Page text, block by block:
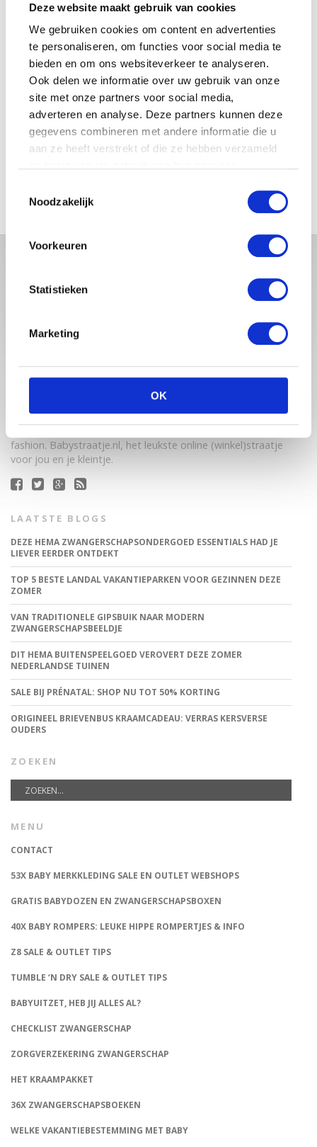
Deze website maakt gebruik van cookies
We gebruiken cookies om content en advertenties
te personaliseren, om functies voor social media te
bieden en om ons websiteverkeer te analyseren.
Ook delen we informatie over uw gebruik van onze
site met onze partners voor social media,
adverteren en analyse. Deze partners kunnen deze
gegevens combineren met andere informatie die u
aan ze heeft verstrekt of die ze hebben verzameld
Noodzakelijk
Voorkeuren
Statistieken
Marketing
OK
MAMA THIRZA VLOG: OP
VAKANTIE & TWEE ZIEKE
KINDEREN
MAMA CARMEN VLOG:
SCHOLEN ZIJN WEER
Babystraatje.nl is een uniek platform voor aanstaande en
jonge moeders. Een online ontmoetingsplek vol
inspirerende blogs en handige artikelen op het gebied van
fashion. Babystraatje.nl, het leukste online (winkel)straatje
voor jou en je kleintje.
LAATSTE BLOGS
DEZE HEMA ZWANGERSCHAPSONDERGOED ESSENTIALS HAD JE
LIEVER EERDER ONTDEKT
TOP 5 BESTE LANDAL VAKANTIEPARKEN VOOR GEZINNEN DEZE
ZOMER
VAN TRADITIONELE GIPSBUIK NAAR MODERN
ZWANGERSCHAPSBEELDJE
DIT HEMA BUITENSPEELGOED VEROVERT DEZE ZOMER
NEDERLANDSE TUINEN
SALE BIJ PRÉNATAL: SHOP NU TOT 50% KORTING
ORIGINEEL BRIEVENBUS KRAAMCADEAU: VERRAS KERSVERSE
OUDERS
ZOEKEN
MENU
CONTACT
53X BABY MERKKLEDING SALE EN OUTLET WEBSHOPS
GRATIS BABYDOZEN EN ZWANGERSCHAPSBOXEN
40X BABY ROMPERS: LEUKE HIPPE ROMPERTJES & INFO
Z8 SALE & OUTLET TIPS
TUMBLE ‘N DRY SALE & OUTLET TIPS
BABYUITZET, HEB JIJ ALLES AL?
CHECKLIST ZWANGERSCHAP
ZORGVERZEKERING ZWANGERSCHAP
HET KRAAMPAKKET
36X ZWANGERSCHAPSBOEKEN
WELKE VAKANTIEBESTEMMING MET BABY